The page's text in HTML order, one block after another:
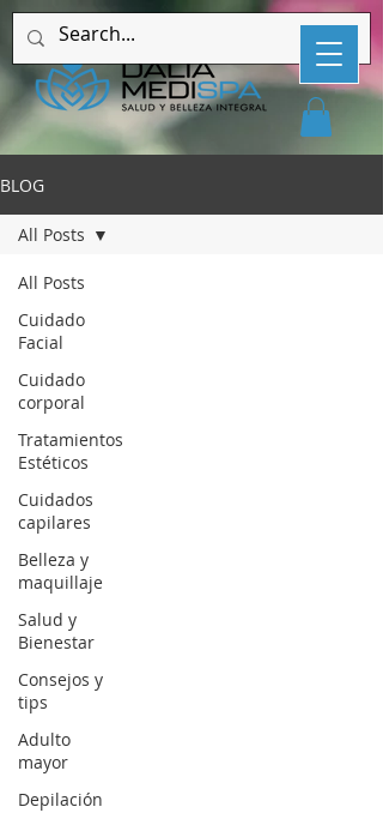
BLOG
All Posts
Cuidado
Facial
Cuidado
corporal
Tratamientos
Estéticos
Cuidados
capilares
Belleza y
maquillaje
Salud y
Bienestar
Consejos y
tips
Adulto
mayor
Depilación
All Posts